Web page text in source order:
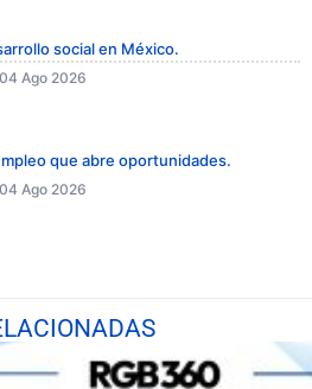
social en México.
04 Ago 2026
que abre oportunidades.
04 Ago 2026